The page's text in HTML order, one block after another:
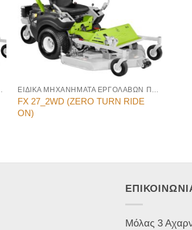
FX 27_2WD (ZERO TURN RIDE
ON)
Μόλας 3